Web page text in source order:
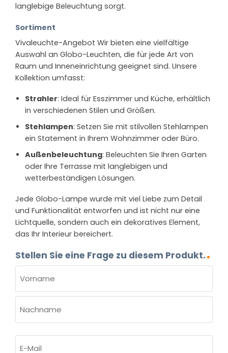
langlebige Beleuchtung sorgt.
Sortiment
Vivaleuchte-Angebot Wir bieten eine vielfältige
Auswahl an Globo-Leuchten, die für jede Art von
Raum und Inneneinrichtung geeignet sind. Unsere
Kollektion umfasst:
Strahler: Ideal für Esszimmer und Küche, erhältlich
in verschiedenen Stilen und Größen.
Stehlampen: Setzen Sie mit stilvollen Stehlampen
ein Statement in Ihrem Wohnzimmer oder Büro.
Außenbeleuchtung: Beleuchten Sie Ihren Garten
oder Ihre Terrasse mit langlebigen und
wetterbeständigen Lösungen.
Jede Globo-Lampe wurde mit viel Liebe zum Detail
und Funktionalität entworfen und ist nicht nur eine
Lichtquelle, sondern auch ein dekoratives Element,
das Ihr Interieur bereichert.
Stellen Sie eine Frage zu diesem Produkt.
(ERFORDERLICH)
Vorname